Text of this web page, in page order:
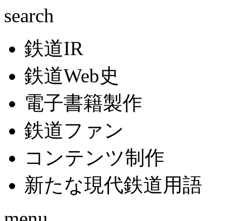
search
鉄道IR
鉄道Web史
電子書籍製作
鉄道ファン
コンテンツ制作
新たな現代鉄道用語